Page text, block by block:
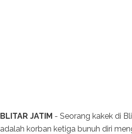
BLITAR JATIM - Seorang kakek di
adalah korban ketiga bunuh diri